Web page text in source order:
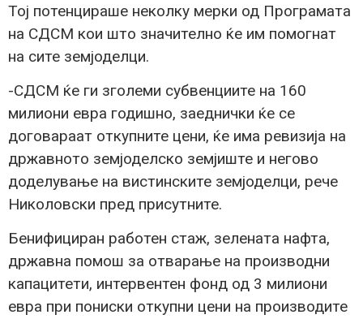
Тој потенцираше неколку мерки од Програмата
на СДСМ кои што значително ќе им помогнат
на сите земјоделци.
-СДСМ ќе ги зголеми субвенциите на 160
милиони евра годишно, заеднички ќе се
договараат откупните цени, ќе има ревизија на
државното земјоделско земјиште и негово
доделување на вистинските земјоделци, рече
Николовски пред присутните.
Бенифициран работен стаж, зелената нафта,
државна помош за отварање на производни
капацитети, интервентен фонд од 3 милиони
евра при пониски откупни цени на производите